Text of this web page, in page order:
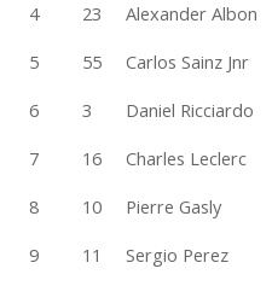
4
23 Alexander Albon
5
55 Carlos Sainz Jnr
6
3 Daniel Ricciardo
7
16 Charles Leclerc
8
10 Pierre Gasly
9
11 Sergio Perez